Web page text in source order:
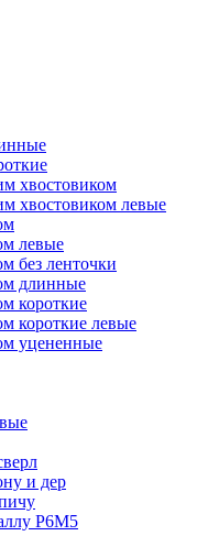
хвостовиком
хвостовиком левые
левые
без ленточки
длинные
короткие
короткие левые
уцененные
и дер
Р6М5